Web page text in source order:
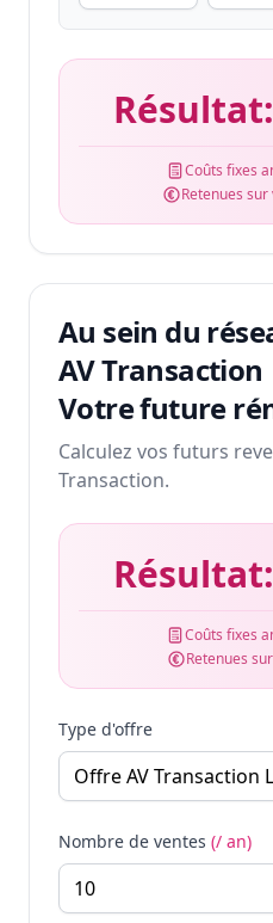
Résultat:
Coûts fixes
Retenues sur
Au sein du
AV Transaction
Votre future
Calculez vos futurs
Transaction.
Résultat:
Coûts fixes
Retenues
Type d'offre
Nombre de ventes (/ an)